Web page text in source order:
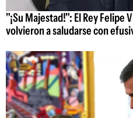
"¡Su Majestad!": El Rey Felipe
volvieron a saludarse con